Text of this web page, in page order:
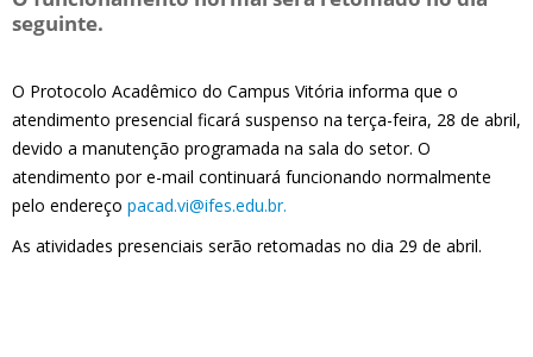
seguinte.
O Protocolo Acadêmico do Campus Vitória informa que o
atendimento presencial ficará suspenso na terça-feira, 28 de abril,
devido a manutenção programada na sala do setor. O
atendimento por e-mail continuará funcionando normalmente
pelo endereço pacad.vi@ifes.edu.br.
As atividades presenciais serão retomadas no dia 29 de abril.